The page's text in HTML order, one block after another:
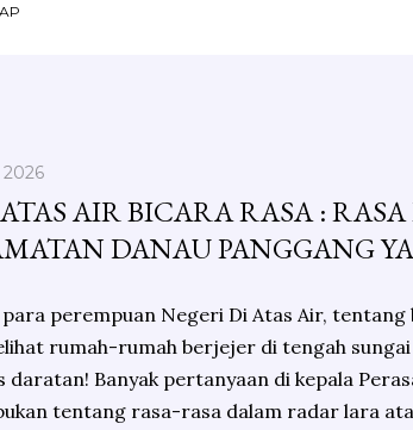
2026
AIR BICARA RASA :
DANAU PANGGANG
perempuan Negeri Di Atas Air, tentang
rumah-rumah berjejer di tengah
daratan! Banyak pertanyaan di kepala
tentang rasa-rasa dalam radar lara